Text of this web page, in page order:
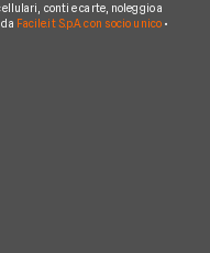
conti e carte, noleggio a
Facile.it S.p.A. con socio unico•